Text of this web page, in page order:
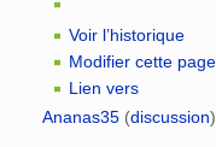
Voir l’historique
Modifier cette page
Lien vers
Ananas35 (discussion)